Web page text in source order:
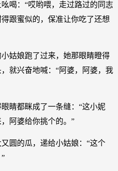
喝：“哎哟喂，走过路过的同志
跟蜜似的，保准让你吃了还想
姑娘跑了过来，她那眼睛瞪得
就兴奋地喊：“阿婆，阿婆，我
睛都眯成了一条缝：“这小妮
阿婆给你挑个的。”
圆的瓜，递给小姑娘：“这个